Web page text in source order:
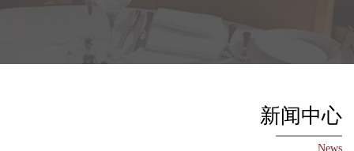
新闻中心
News